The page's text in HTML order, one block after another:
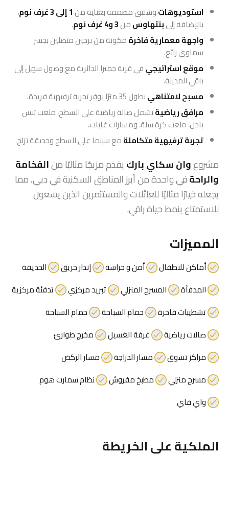
استوديوهاتوشقق مصممة بعناية من 1 إلى 3 غرف نوم
،
بالإضافة إلىبنتهاوسمن3 و4 غرف نوم
.
واجهة معمارية فاخرةمكونة من برجين متصلين بجسر
سماوي رائع.
موقع استراتيجيفي قرية جميرا الدائرية مع وصول سهل إلى
باقي المدينة.
مسبح لامتناهيبطول 35 مترًا يوفر تجربة ترفيهية فريدة.
مرافق رياضيةتشمل صالة رياضية على السطح، ملعب تنس
بادل، ملعب كرة سلة، ومسارات غابات.
تجربة ترفيهية متكاملةمع سينما على السطح وحديقة تزلج.
مشروعوان سكاي بارك يقدم مزيجًا مثاليًا منالفخامة
والراحةفي واحدة من أبرز المناطق السكنية في دبي، مما
يجعله خيارًا مثاليًا للعائلات والمستثمرين الذين يسعون
للاستمتاع بنمط حياة راقي.
المميزات
أماكن للاطفال أمن و حراسة إنذار حريق
الحديقة
المدفأة
المسرح المنزلي تبريد مركزي
تدفئة مركزية
تشطيبات فاخرة
حمام السباحة
حمام السباحة
صالات رياضية
غرفة الغسيل
مخرج طوارئ
مراكز تسوق
مسار الدراجة
مسار الركض
مسرح منزلي
مطبخ مفروش
نظام سمارت هوم
واي فاي
الملكية على الخريطة